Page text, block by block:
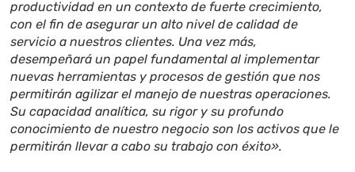
productividad en un contexto de fuerte crecimiento,
con el fin de asegurar un alto nivel de calidad de
servicio a nuestros clientes. Una vez más,
desempeñará un papel fundamental al implementar
nuevas herramientas y procesos de gestión que nos
permitirán agilizar el manejo de nuestras operaciones.
Su capacidad analítica, su rigor y su profundo
conocimiento de nuestro negocio son los activos que le
permitirán llevar a cabo su trabajo con éxito».